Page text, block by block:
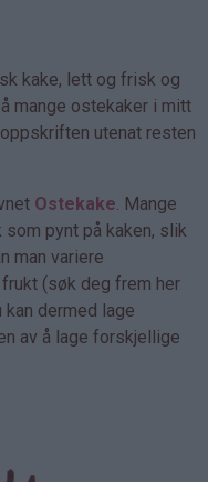
kake, lett og frisk og
mange ostekaker i mitt
utenat resten
Ostekake. Mange
pynt på kaken, slik
man variere
(søk deg frem her
kan dermed lage
av å lage forskjellige